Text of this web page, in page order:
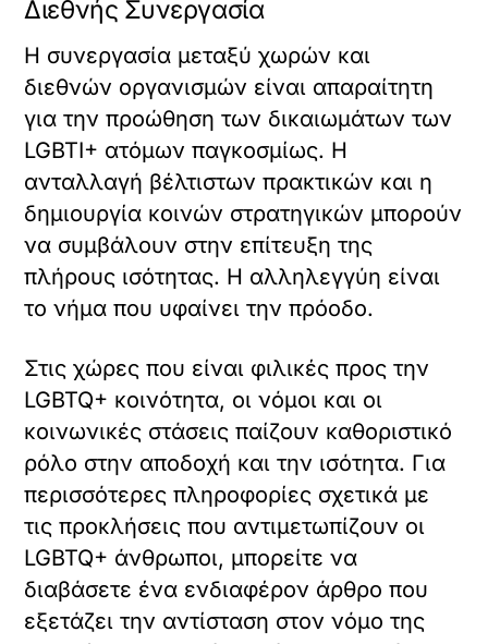
Διεθνής Συνεργασία
Η συνεργασία μεταξύ χωρών και
διεθνών οργανισμών είναι απαραίτητη
για την προώθηση των δικαιωμάτων των
LGBTI+ ατόμων παγκοσμίως. Η
ανταλλαγή βέλτιστων πρακτικών και η
δημιουργία κοινών στρατηγικών μπορούν
να συμβάλουν στην επίτευξη της
πλήρους ισότητας. Η αλληλεγγύη είναι
το νήμα που υφαίνει την πρόοδο.
Στις χώρες που είναι φιλικές προς την
LGBTQ+ κοινότητα, οι νόμοι και οι
κοινωνικές στάσεις παίζουν καθοριστικό
ρόλο στην αποδοχή και την ισότητα. Για
περισσότερες πληροφορίες σχετικά με
τις προκλήσεις που αντιμετωπίζουν οι
LGBTQ+ άνθρωποι, μπορείτε να
διαβάσετε ένα ενδιαφέρον άρθρο που
εξετάζει την αντίσταση στον νόμο της